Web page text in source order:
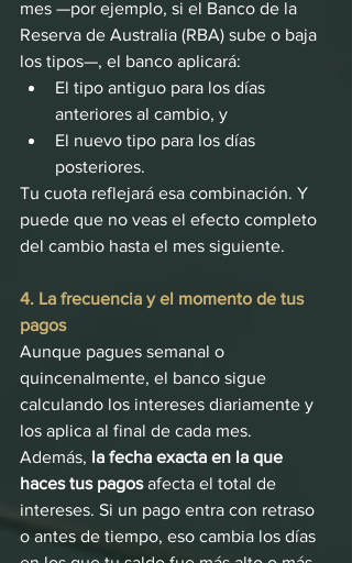
mes —por ejemplo, si el Banco de la
Reserva de Australia (RBA) sube o baja
los tipos—, el banco aplicará:
El tipo antiguo para los días
anteriores al cambio, y
El nuevo tipo para los días
posteriores.
Tu cuota reflejará esa combinación. Y
puede que no veas el efecto completo
del cambio hasta el mes siguiente.
4. La frecuencia y el momento de tus
pagos
Aunque pagues semanal o
quincenalmente, el banco sigue
calculando los intereses diariamente y
los aplica al final de cada mes.
Además, la fecha exacta en la que
haces tus pagos afecta el total de
intereses. Si un pago entra con retraso
o antes de tiempo, eso cambia los días